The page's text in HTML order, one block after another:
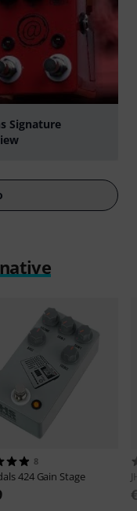
Signature
8
424 Gain Stage